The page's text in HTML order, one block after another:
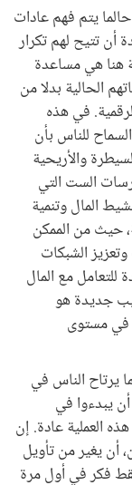
حالما يتم فهم عادات
أن تتيح لهم تكرار
هنا هي مساعدة
الحالية بدلا من
في هذه
للناس بأن
والأريحية
الست التي
المال وتنمية
حيث من الممكن
الشبكات
للتعامل مع المال
جديدة هو
في مستوى
يرتاح الناس في
يبدءوا في
العملية عادة. إن
أن يغير من تأويل
فكر في أول مرة